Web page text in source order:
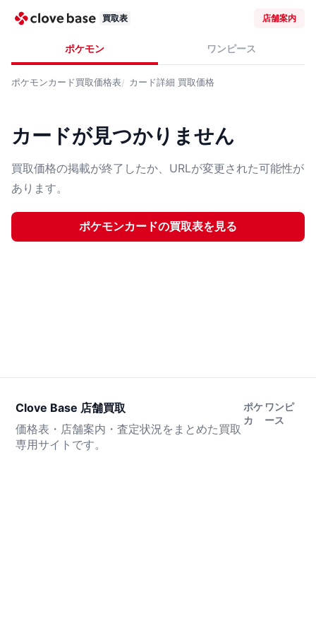
買取表 店舗案内
ポケモン ワンピース
ポケモンカード買取価格表 カード詳細 買取価格
カードが見つかりません
買取価格の掲載が終了したか、URLが変更された可能性が
あります。
ポケモンカードの買取表を見る
Clove Base 店舗買取
価格表・店舗案内・査定状況をまとめた買取
専用サイトです。
ポケ
カ
ワンピ
ース